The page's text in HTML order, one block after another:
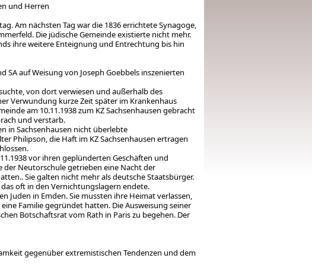
und Herren
Am nächsten Tag war die 1836 errichtete Synagoge,
Die jüdische Gemeinde existierte nicht mehr.
ihre weitere Enteignung und Entrechtung bis hin
auf Weisung von Joseph Goebbels inszenierten
von dort verwiesen und außerhalb des
Verwundung kurze Zeit später im Krankenhaus
am 10.11.1938 zum KZ Sachsenhausen gebracht
und verstarb.
in Sachsenhausen nicht überlebte
Philipson, die Haft im KZ Sachsenhausen ertragen
vor ihren geplünderten Geschäften und
der Neutorschule getrieben eine Nacht der
Sie galten nicht mehr als deutsche Staatsbürger.
oft in den Vernichtungslagern endete.
Juden in Emden. Sie mussten ihre Heimat verlassen,
Familie gegründet hatten. Die Ausweisung seiner
Botschaftsrat vom Rath in Paris zu begehen. Der
gegenüber extremistischen Tendenzen und dem